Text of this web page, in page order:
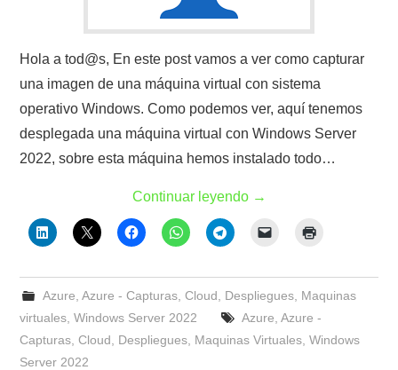
Hola a tod@s, En este post vamos a ver como capturar
una imagen de una máquina virtual con sistema
operativo Windows. Como podemos ver, aquí tenemos
desplegada una máquina virtual con Windows Server
2022, sobre esta máquina hemos instalado todo…
Continuar leyendo →
Azure Azure - Capturas, Cloud Despliegues, Maquinas
virtuales ,Windows Server 2022 Azure Azure -
Capturas ,Cloud Despliegues Maquinas Virtuales ,Windows
Server 2022